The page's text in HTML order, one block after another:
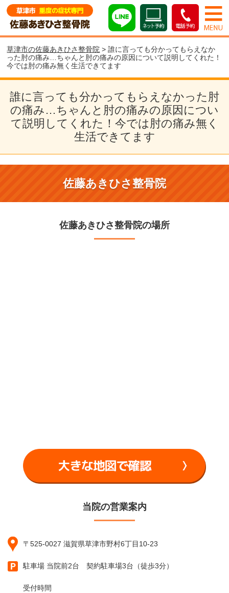
草津市の佐藤あきひさ整骨院 > 誰に言っても分かってもらえなか
った肘の痛み…ちゃんと肘の痛みの原因について説明してくれた！
今では肘の痛み無く生活できてます
誰に言っても分かってもらえなかった肘
の痛み…ちゃんと肘の痛みの原因につい
て説明してくれた！今では肘の痛み無く
生活できてます
佐藤あきひさ整骨院
佐藤あきひさ整骨院の場所
当院の営業案内
〒525-0027 滋賀県草津市野村6丁目10-23
駐車場 当院前2台 契約駐車場3台（徒歩3分）
受付時間